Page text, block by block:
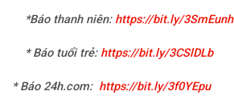
*Báo thanh niên: https://bit.ly/3SmEunh
* Báo tuổi trẻ: https://bit.ly/3CSlDLb
* Báo 24h.com: https://bit.ly/3f0YEpu